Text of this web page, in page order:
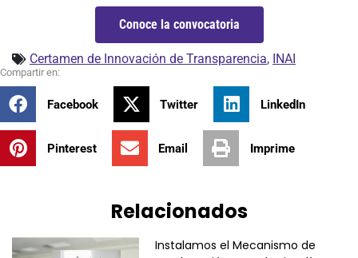
Conoce la convocatoria
Certamen de Innovación de Transparencia, INAI
Facebook Twitter LinkedIn
Pinterest Email Imprime
Relacionados
Instalamos el Mecanismo de